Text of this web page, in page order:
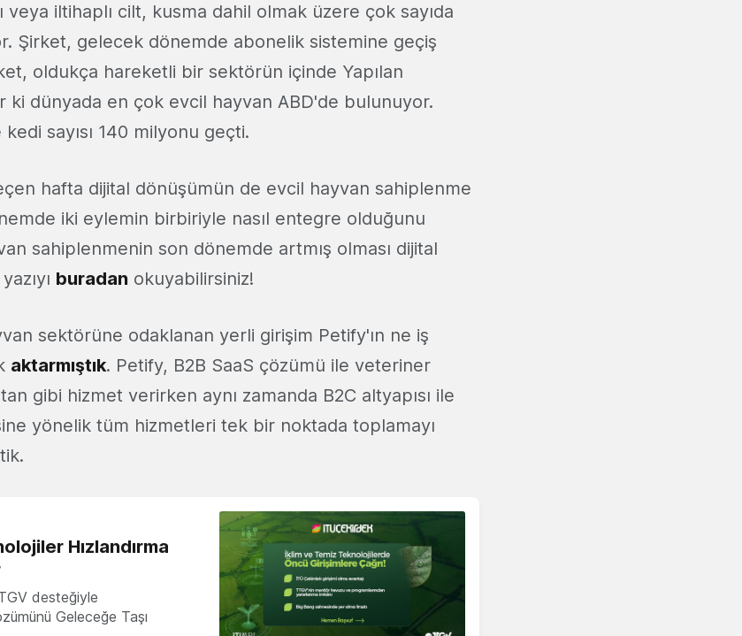
veya iltihaplı cilt, kusma dahil olmak üzere çok sayıda
Şirket, gelecek dönemde abonelik sistemine geçiş
oldukça hareketli bir sektörün içinde Yapılan
ki dünyada en çok evcil hayvan ABD'de bulunuyor.
sayısı 140 milyonu geçti.
hafta dijital dönüşümün de evcil hayvan sahiplenme
iki eylemin birbiriyle nasıl entegre olduğunu
sahiplenmenin son dönemde artmış olması dijital
buradan okuyabilirsiniz!
sektörüne odaklanan yerli girişim Petify'ın ne iş
aktarmıştık. Petify, B2B SaaS çözümü ile veteriner
gibi hizmet verirken aynı zamanda B2C altyapısı ile
yönelik tüm hizmetleri tek bir noktada toplamayı
Hızlandırma
desteğiyle
Geleceğe Taşı